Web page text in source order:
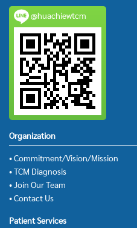
@huachiewtcm
Organization
• Commitment/Vision/Mission
• TCM Diagnosis
• Join Our Team
• Contact Us
Patient Services